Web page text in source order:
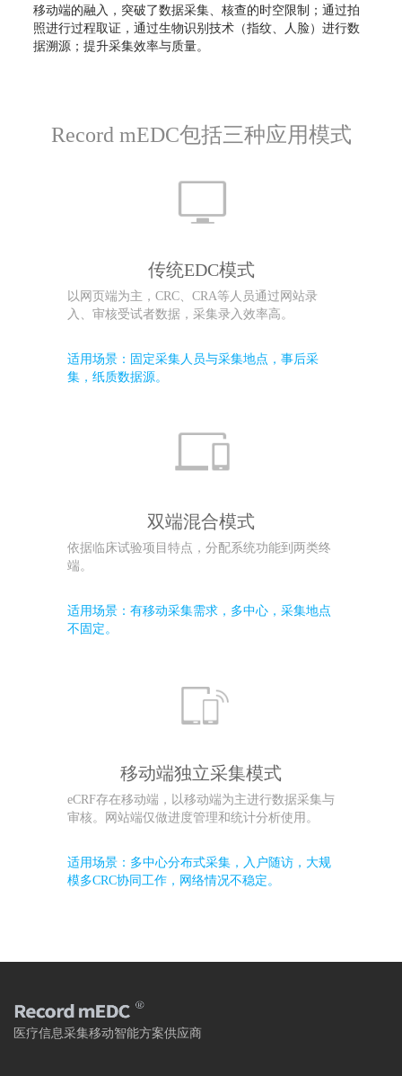
移动端的融入，突破了数据采集、核查的时空限制；通过拍
照进行过程取证，通过生物识别技术（指纹、人脸）进行数
据溯源；提升采集效率与质量。
Record mEDC包括三种应用模式
传统EDC模式
以网页端为主，CRC、CRA等人员通过网站录
入、审核受试者数据，采集录入效率高。
适用场景：固定采集人员与采集地点，事后采
集，纸质数据源。
双端混合模式
依据临床试验项目特点，分配系统功能到两类终
端。
适用场景：有移动采集需求，多中心，采集地点
不固定。
移动端独立采集模式
eCRF存在移动端，以移动端为主进行数据采集与
审核。网站端仅做进度管理和统计分析使用。
适用场景：多中心分布式采集，入户随访，大规
模多CRC协同工作，网络情况不稳定。
医疗信息采集移动智能方案供应商